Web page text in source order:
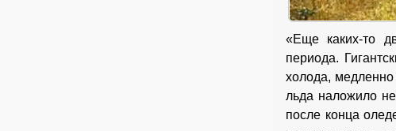
«Еще каких-то
периода.
холода, медленно
льда наложило
после конца